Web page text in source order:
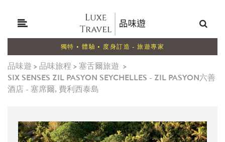
獨特 • 體驗 • 度身訂造 - 旅遊專家
品味遊 > 品味旅程 > 塞舌爾旅遊 >
SIX SENSES ZIL PASYON SEYCHELLES - ZIL PASYON六善
酒店 - 塞席爾, 費利西泰島